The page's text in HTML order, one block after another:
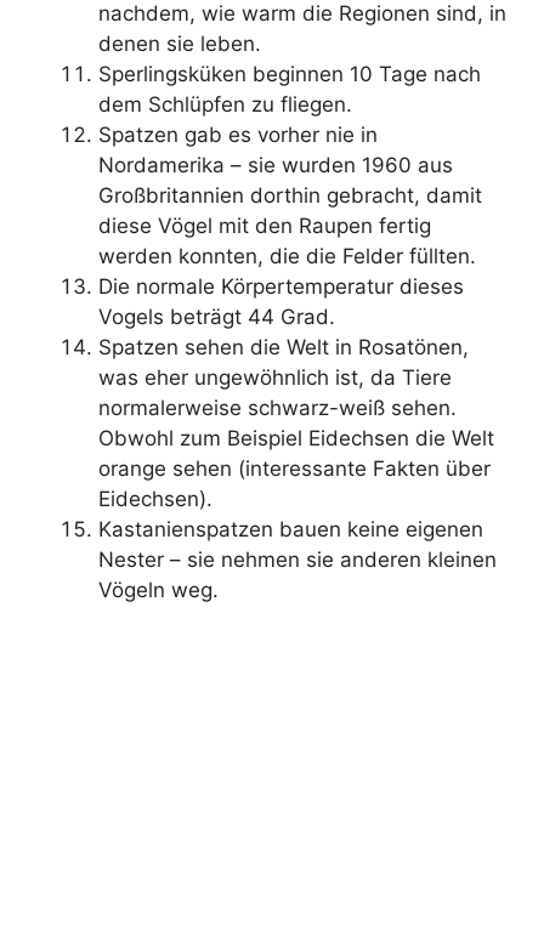
nachdem, wie warm die Regionen sind, in
denen sie leben.
Sperlingsküken beginnen 10 Tage nach
dem Schlüpfen zu fliegen.
Spatzen gab es vorher nie in
Nordamerika – sie wurden 1960 aus
Großbritannien dorthin gebracht, damit
diese Vögel mit den Raupen fertig
werden konnten, die die Felder füllten.
Die normale Körpertemperatur dieses
Vogels beträgt 44 Grad.
Spatzen sehen die Welt in Rosatönen,
was eher ungewöhnlich ist, da Tiere
normalerweise schwarz-weiß sehen.
Obwohl zum Beispiel Eidechsen die Welt
orange sehen (interessante Fakten über
Eidechsen).
Kastanienspatzen bauen keine eigenen
Nester – sie nehmen sie anderen kleinen
Vögeln weg.